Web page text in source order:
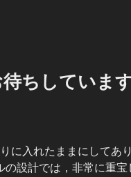
ちしています
に入れたままにしてあ
設計では，非常に重宝